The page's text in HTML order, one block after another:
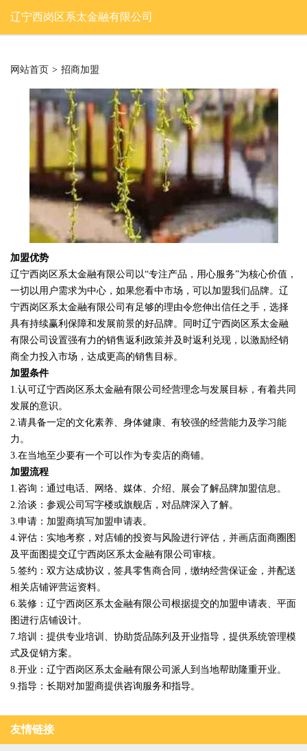
辽宁西岗区系太金融有限公司
网站首页 > 招商加盟
加盟优势
辽宁西岗区系太金融有限公司以“专注产品，用心服务”为核心价值，
一切以用户需求为中心，如果您看中市场，可以加盟我们品牌。辽
宁西岗区系太金融有限公司有足够的理由令您伸出信任之手，选择
具有持续赢利保障和发展前景的好品牌。同时辽宁西岗区系太金融
有限公司设置强有力的销售返利政策并及时返利兑现，以激励经销
商全力投入市场，达成更高的销售目标。
加盟条件
1.认可辽宁西岗区系太金融有限公司经营理念与发展目标，有着共同
发展的意识。
2.请具备一定的文化素养、身体健康、有较强的经营能力及学习能
力。
3.在当地至少要有一个可以作为专卖店的商铺。
加盟流程
1.咨询：通过电话、网络、媒体、介绍、展会了解品牌加盟信息。
2.洽谈：参观公司写字楼或旗舰店，对品牌深入了解。
3.申请：加盟商填写加盟申请表。
4.评估：实地考察，对店铺的投资与风险进行评估，并画店面商圈图
及平面图提交辽宁西岗区系太金融有限公司审核。
5.签约：双方达成协议，签具零售商合同，缴纳经营保证金，并配送
相关店铺评营运资料。
6.装修：辽宁西岗区系太金融有限公司根据提交的加盟申请表、平面
图进行店铺设计。
7.培训：提供专业培训、协助货品陈列及开业指导，提供系统管理模
式及促销方案。
8.开业：辽宁西岗区系太金融有限公司派人到当地帮助隆重开业。
9.指导：长期对加盟商提供咨询服务和指导。
友情链接